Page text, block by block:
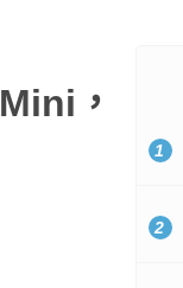
，
1
2